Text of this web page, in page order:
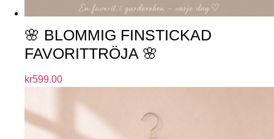
🌸 BLOMMIG FINSTICKAD
FAVORITTRÖJA 🌸
kr599.00